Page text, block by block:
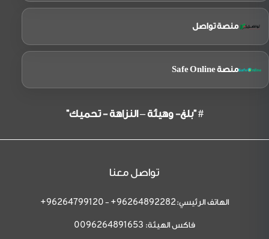
منصة تواصل
منصة Safe Online
# "بلغ- وهيئة – النزاهة - تحميك"
تواصل معنا
الهاتف الرئيسي: 96264892282+
-
96264799120+
فاكس الهيئة: 0096264891653